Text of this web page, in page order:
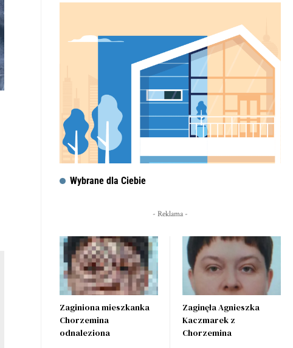
Wybrane dla Ciebie
- Reklama -
Zaginiona mieszkanka
Chorzemina
odnaleziona
Zaginęła Agnieszka
Kaczmarek z
Chorzemina